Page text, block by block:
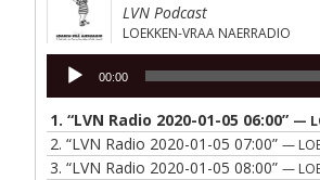
LVN Podcast
LOEKKEN-VRAA NAERRADIO
Lydafspiller
00:00
1. “LVN Radio 2020-01-05 06:00” —
2. “LVN Radio 2020-01-05 07:00” —
3. “LVN Radio 2020-01-05 08:00” —